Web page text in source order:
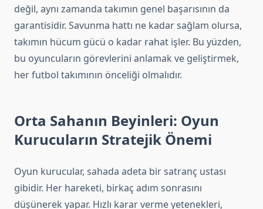
değil, aynı zamanda takımın genel başarısının da
garantisidir. Savunma hattı ne kadar sağlam olursa,
takımın hücum gücü o kadar rahat işler. Bu yüzden,
bu oyuncuların görevlerini anlamak ve geliştirmek,
her futbol takımının önceliği olmalıdır.
Orta Sahanın Beyinleri: Oyun
Kurucuların Stratejik Önemi
Oyun kurucular, sahada adeta bir satranç ustası
gibidir. Her hareketi, birkaç adım sonrasını
düşünerek yapar. Hızlı karar verme yetenekleri,